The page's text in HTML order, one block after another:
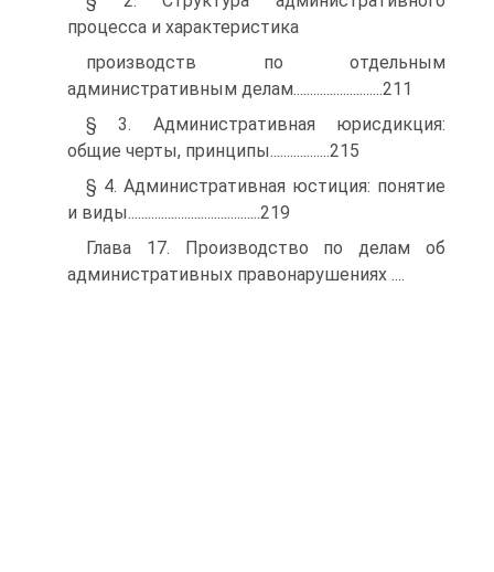
процесса и характеристика
производств по отдельным
административным делам...........................211
§ 3. Административная юрисдикция:
общие черты, принципы..................215
§ 4. Административная юстиция: понятие
и виды........................................219
Глава 17. Производство по делам об
административных правонарушениях ....